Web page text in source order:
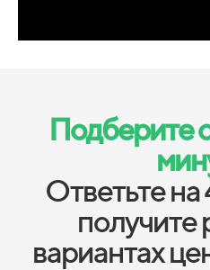
Подберите
Ответьте
получите
вариантах